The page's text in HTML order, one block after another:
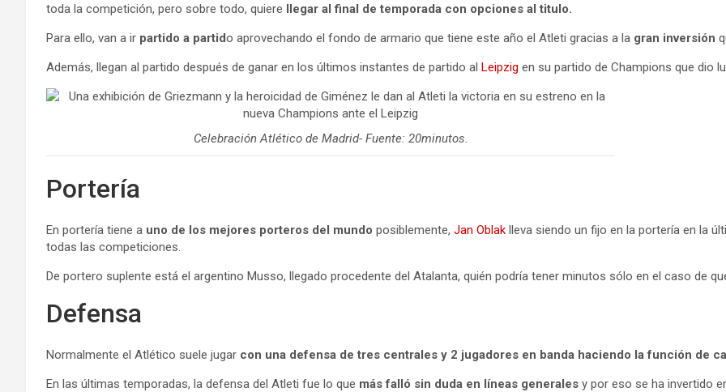
toda la competición, pero sobre todo, quiere llegar al final de temporada con opciones al titulo.
Para ello, van a ir partido a partido aprovechando el fondo de armario que tiene este año el Atleti gracias a la gran inversión
Además, llegan al partido después de ganar en los últimos instantes de partido al Leipzig en su partido de Champions que dio
Celebración Atlético de Madrid- Fuente: 20minutos.
Portería
En portería tiene a uno de los mejores porteros del mundo posiblemente, Jan Oblak lleva siendo un fijo en la portería en la
todas las competiciones.
De portero suplente está el argentino Musso, llegado procedente del Atalanta, quién podría tener minutos sólo en el caso de
Defensa
Normalmente el Atlético suele jugar con una defensa de tres centrales y 2 jugadores en banda haciendo la función de
En las últimas temporadas, la defensa del Atleti fue lo que más falló sin duda en líneas generales y por eso se ha invertido